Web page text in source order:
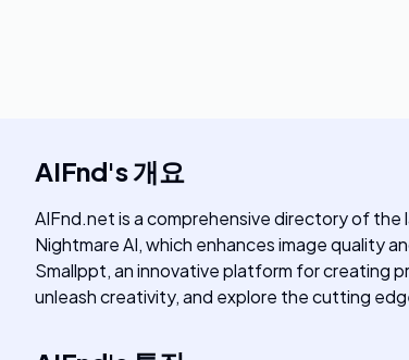
AIFnd's개요
AIFnd.net is a comprehensive directory of
Nightmare AI, which enhances image quality
Smallppt, an innovative platform for creating
unleash creativity, and explore the cutting